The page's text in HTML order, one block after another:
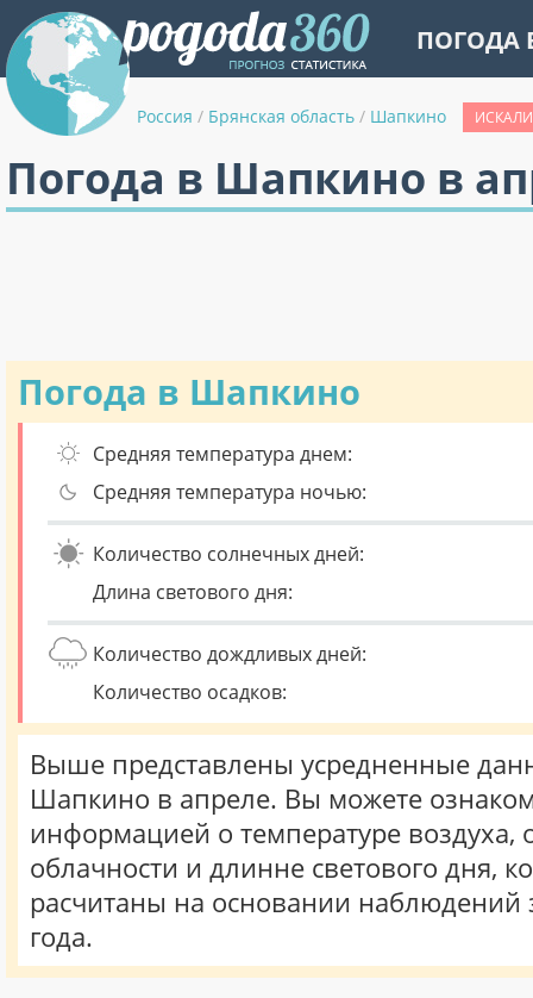
ПОГОДА
Россия / Брянская область / Шапкино
Погода в Шапкино в
Погода в Шапкино
Средняя температура днем:
Средняя температура ночью:
Количество солнечных дней:
Длина светового дня:
Количество дождливых дней:
Количество осадков:
Выше представлены усредненные
Шапкино в апреле. Вы можете
информацией о температуре воздуха,
облачности и длинне светового дня,
расчитаны на основании наблюдений
года.